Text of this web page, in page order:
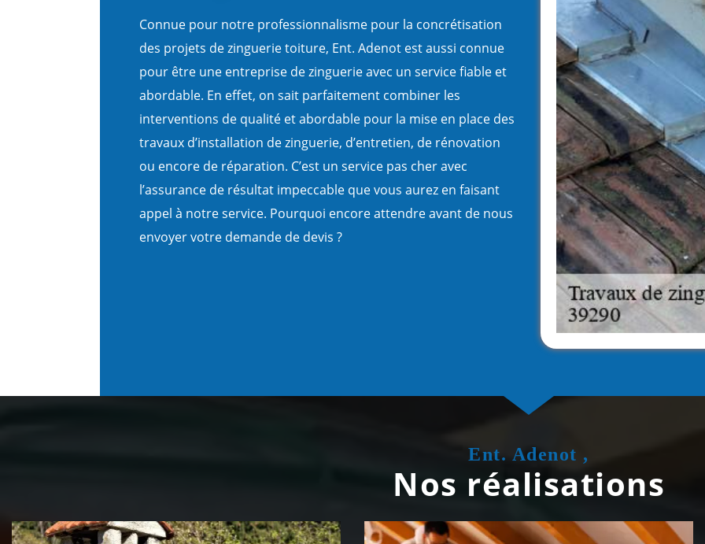
Connue pour notre professionnalisme pour la concrétisation
des projets de zinguerie toiture, Ent. Adenot est aussi connue
pour être une entreprise de zinguerie avec un service fiable et
abordable. En effet, on sait parfaitement combiner les
interventions de qualité et abordable pour la mise en place des
travaux d’installation de zinguerie, d’entretien, de rénovation
ou encore de réparation. C’est un service pas cher avec
l’assurance de résultat impeccable que vous aurez en faisant
appel à notre service. Pourquoi encore attendre avant de nous
envoyer votre demande de devis ?
Ent. Adenot ,
Nos réalisations